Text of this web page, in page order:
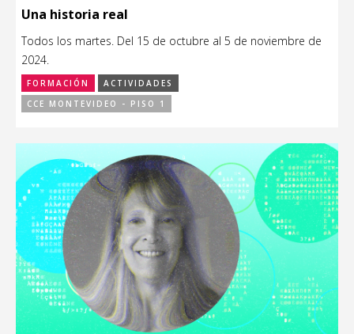
Una historia real
Todos los martes. Del 15 de octubre al 5 de noviembre de
2024.
FORMACIÓN
ACTIVIDADES
CCE MONTEVIDEO - PISO 1